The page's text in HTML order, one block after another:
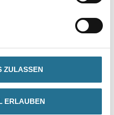
ZULASSEN
ERLAUBENund Taufeuchte